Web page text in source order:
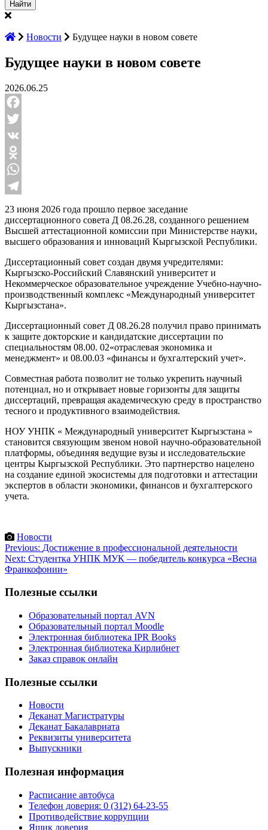
Новости Будущее науки в новом совете
Будущее науки в новом совете
2026.06.25
Facebook
Twitter
VK
Odnoklassniki
WhatsApp
23 июня 2026 года прошло первое заседание
диссертационного совета Д 08.26.28, созданного решением
Высшей аттестационной комиссии при Министерстве науки,
высшего образования и инноваций Кыргызской Республики.
Диссертационный совет создан двумя учредителями:
Кыргызско-Российский Славянский университет и
Некоммерческое образовательное учреждение Учебно-научно-
производственный комплекс «Международный университет
Кыргызстана».
Диссертационный совет Д 08.26.28 получил право принимать
к защите докторские и кандидатские диссертации по
специальностям 08.00. 02«отраслевая экономика и
менеджмент» и 08.00.03 «финансы и бухгалтерский учет».
Совместная работа позволит не только укрепить научный
потенциал, но и открывает новые горизонты для защиты
диссертаций, превращая академическую среду в пространство
тесного и продуктивного взаимодействия.
НОУ УНПК « Международный университет Кыргызстана »
становится связующим звеном новой научно-образовательной
платформы, объединяя ведущие вузы и исследовательские
центры Кыргызской Республики. Это партнерство нацелено
на создание единой экосистемы для подготовки и аттестации
экспертов в области экономики, финансов и бухгалтерского
учета.
Новости
Навигация
по
Previous: Достижение в профессиональной деятельности
Next: Студентка УНПК МУК — победитель конкурса «Весна
Франкофонии»
Полезные ссылки
Образовательный портал AVN
Образовательный портал Moodle
Электронная библиотека IPR Books
Электронная библиотека Кирлибнет
Заказ справок онлайн
Полезные ссылки
Новости
Деканат Магистратуры
Деканат Бакалавриата
Реквизиты университета
Выпускники
Полезная информация
Расписание автобуса
Телефон доверия: 0 (312) 64-23-55
Противодействие коррупции
Ящик доверия